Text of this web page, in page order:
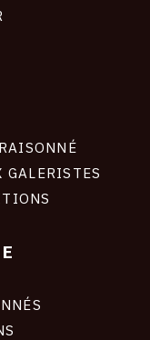
GALERISTES